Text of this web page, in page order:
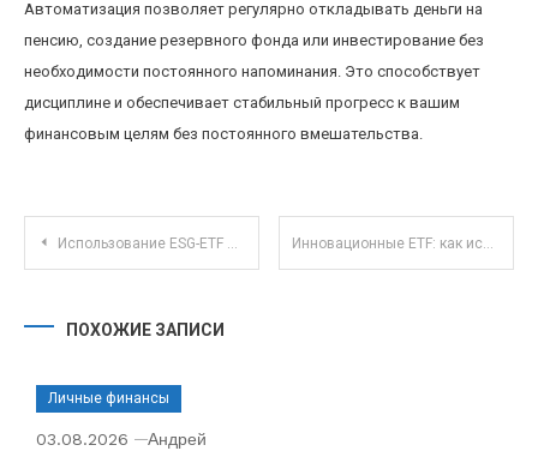
Автоматизация позволяет регулярно откладывать деньги на
пенсию, создание резервного фонда или инвестирование без
необходимости постоянного напоминания. Это способствует
дисциплине и обеспечивает стабильный прогресс к вашим
финансовым целям без постоянного вмешательства.
Навигация по записям
Использование ESG-ETF для устойчивого инвестирования: новые тренды и перспективы в 2025 году Инновационные ETF: как искусственный интеллект меняет состав и стратегию фондов
ПОХОЖИЕ ЗАПИСИ
Личные финансы
03.08.2026 Андрей